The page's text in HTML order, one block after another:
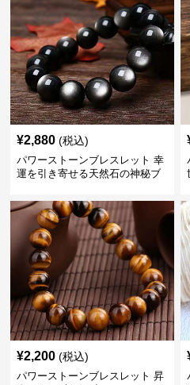
¥2,880 (税込)
パワーストーンブレスレット 幸
運を引き寄せる天然石の神秘ブ
¥2,200 (税込)
パワーストーンブレスレット 昇